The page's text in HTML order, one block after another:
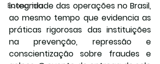
Economia
integridade das operações no Brasil,
ao mesmo tempo que evidencia as
práticas rigorosas das instituições
na prevenção, repressão e
conscientização sobre fraudes e